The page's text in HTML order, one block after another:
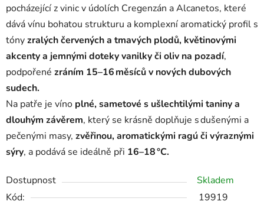
pocházející z vinic v údolích Cregenzán a Alcanetos, které
dává vínu bohatou strukturu a komplexní aromatický profil s
tónyzralých červených a tmavých plodů, květinovými
akcenty a jemnými doteky vanilky či oliv na pozadí,
podpořené zráním 15–16 měsíců v nových dubových
sudech.
Na patře je víno plné, sametové s ušlechtilými taniny a
dlouhým závěrem, který se krásně doplňuje s dušenými a
pečenými masy, zvěřinou, aromatickými ragú či výraznými
sýry, a podává se ideálně při 16–18 °C.
Dostupnost
Skladem
Kód:
19919